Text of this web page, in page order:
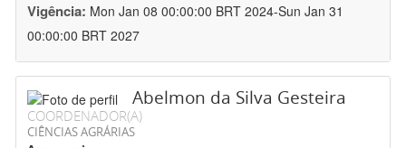
Vigência: Mon Jan 08 00:00:00 BRT 2024-Sun Jan 31
00:00:00 BRT 2027
Abelmon da Silva Gesteira
COORDENADOR(A)
CIÊNCIAS AGRÁRIAS